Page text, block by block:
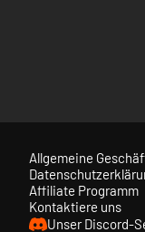
Allgemeine
Affiliate Programm
Kontaktiere uns
Unser Discord-